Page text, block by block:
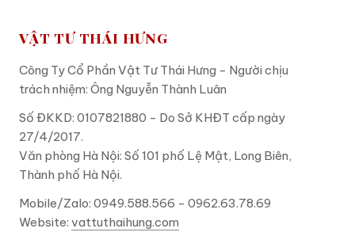
VẬT TƯ THÁI HƯNG
Công Ty Cổ Phần Vật Tư Thái Hưng - Người chịu
trách nhiệm: Ông Nguyễn Thành Luân
Số ĐKKD: 0107821880 - Do Sở KHĐT cấp ngày
27/4/2017.
Văn phòng Hà Nội: Số 101 phố Lệ Mật, Long Biên,
Thành phố Hà Nội.
Mobile/Zalo: 0949.588.566 - 0962.63.78.69
Website: vattuthaihung.com